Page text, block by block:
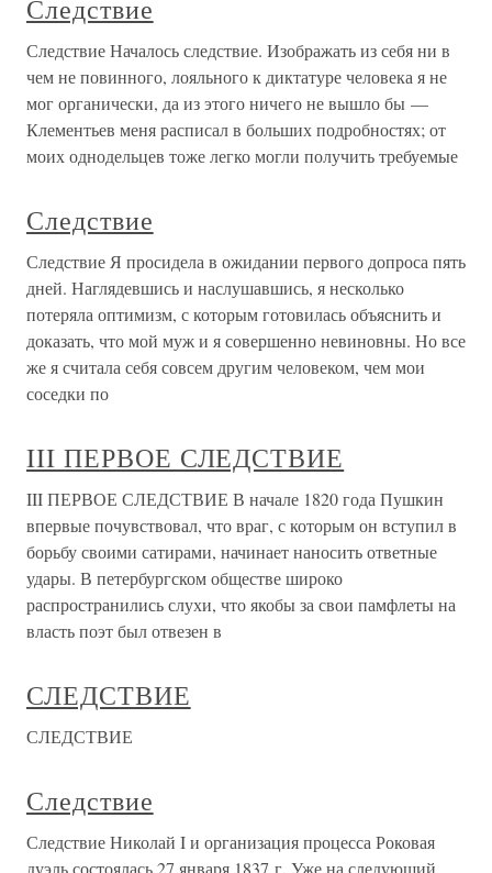
Следствие
Следствие Началось следствие. Изображать из себя ни в
чем не повинного, лояльного к диктатуре человека я не
мог органически, да из этого ничего не вышло бы —
Клементьев меня расписал в больших подробностях; от
моих однодельцев тоже легко могли получить требуемые
Следствие
Следствие Я просидела в ожидании первого допроса пять
дней. Наглядевшись и наслушавшись, я несколько
потеряла оптимизм, с которым готовилась объяснить и
доказать, что мой муж и я совершенно невиновны. Но все
же я считала себя совсем другим человеком, чем мои
соседки по
III ПЕРВОЕ СЛЕДСТВИЕ
III ПЕРВОЕ СЛЕДСТВИЕ В начале 1820 года Пушкин
впервые почувствовал, что враг, с которым он вступил в
борьбу своими сатирами, начинает наносить ответные
удары. В петербургском обществе широко
распространились слухи, что якобы за свои памфлеты на
власть поэт был отвезен в
СЛЕДСТВИЕ
СЛЕДСТВИЕ
Следствие
Следствие Николай I и организация процесса Роковая
дуэль состоялась 27 января 1837 г. Уже на следующий